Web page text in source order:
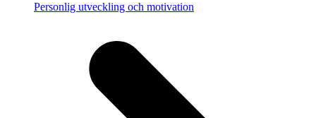
Personlig utveckling och motivation